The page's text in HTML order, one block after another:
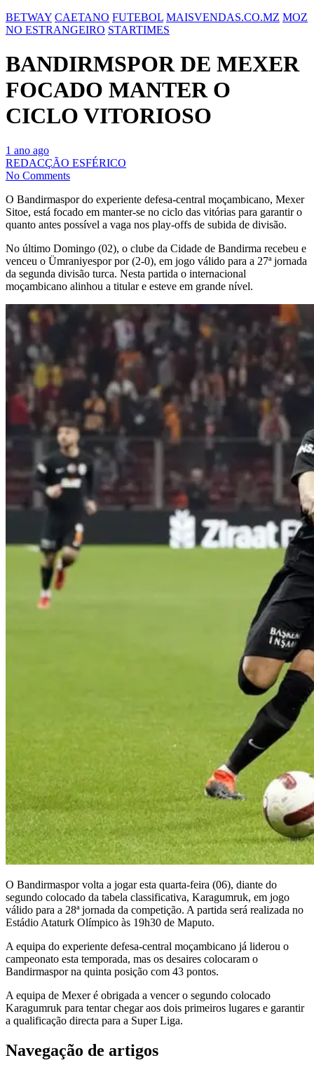
BETWAY CAETANO FUTEBOL MAISVENDAS.CO.MZ MOZ
NO ESTRANGEIRO STARTIMES
BANDIRMSPOR DE MEXER
FOCADO MANTER O
CICLO VITORIOSO
1 ano ago
REDACÇÃO ESFÉRICO
No Comments
O Bandirmaspor do experiente defesa-central moçambicano, Mexer
Sitoe, está focado em manter-se no ciclo das vitórias para garantir o
quanto antes possível a vaga nos play-offs de subida de divisão.
No último Domingo (02), o clube da Cidade de Bandirma recebeu e
venceu o Ümraniyespor por (2-0), em jogo válido para a 27ª jornada
da segunda divisão turca. Nesta partida o internacional
moçambicano alinhou a titular e esteve em grande nível.
O Bandirmaspor volta a jogar esta quarta-feira (06), diante do
segundo colocado da tabela classificativa, Karagumruk, em jogo
válido para a 28ª jornada da competição. A partida será realizada no
Estádio Ataturk Olímpico às 19h30 de Maputo.
A equipa do experiente defesa-central moçambicano já liderou o
campeonato esta temporada, mas os desaires colocaram o
Bandirmaspor na quinta posição com 43 pontos.
A equipa de Mexer é obrigada a vencer o segundo colocado
Karagumruk para tentar chegar aos dois primeiros lugares e garantir
a qualificação directa para a Super Liga.
Navegação de artigos